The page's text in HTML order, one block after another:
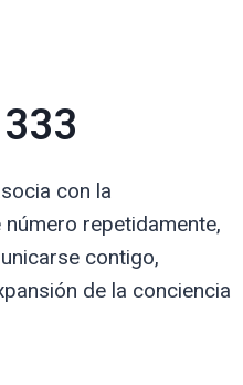
con la
repetidamente,
contigo,
de la conciencia